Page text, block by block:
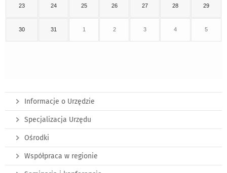
23 24 25 26 27 28 29
30 31 1 2 3 4 5
Informacje o Urzędzie
Specjalizacja Urzędu
Ośrodki
Współpraca w regionie